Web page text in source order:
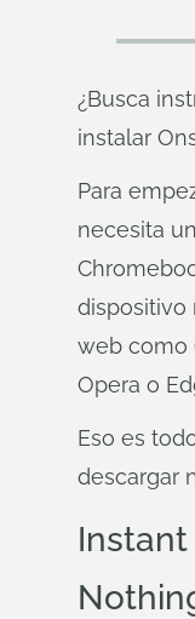
¿Busca
instalar
Para
necesita
dispositivo
web como
Opera o
Eso es
descargar
Instant